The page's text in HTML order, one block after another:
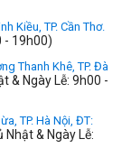
Kiều, TP. Cần Thơ.
- 19h00)
Thanh Khê, TP. Đà
& Ngày Lễ: 9h00 -
TP. Hà Nội, ĐT:
Nhật & Ngày Lễ: